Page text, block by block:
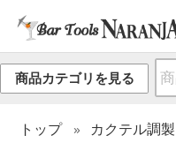
商品カテゴリを見る
トップ カクテル調製